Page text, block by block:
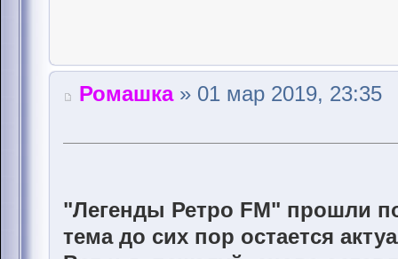
Ромашка» 01 мар 2019, 23:35
"Легенды Ретро FM" прошли
тема до сих пор остается